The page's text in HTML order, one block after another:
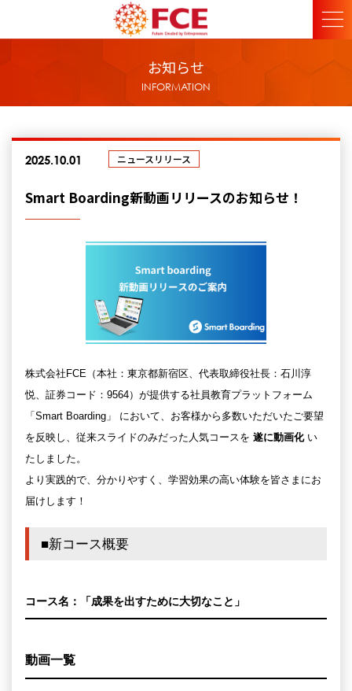
お知らせ
INFORMATION
2025.10.01 ニュースリリース
Smart Boarding新動画リリースのお知らせ！
株式会社FCE（本社：東京都新宿区、代表取締役社長：石川淳
悦、証券コード：9564）が提供する社員教育プラットフォーム
「Smart Boarding」 において、お客様から多数いただいたご要望
を反映し、従来スライドのみだった人気コースを 遂に動画化い
たしました。
より実践的で、分かりやすく、学習効果の高い体験を皆さまにお
届けします！
■新コース概要
コース名： 「成果を出すために大切なこと」
動画一覧